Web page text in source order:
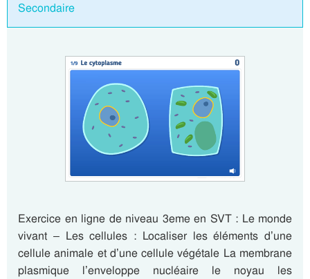
Secondaire
Exercice en ligne de niveau 3eme en SVT : Le monde
vivant – Les cellules : Localiser les éléments d’une
cellule animale et d’une cellule végétale La membrane
plasmique l’enveloppe nucléaire le noyau les